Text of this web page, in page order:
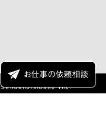
Inc.
お仕事の依頼相談